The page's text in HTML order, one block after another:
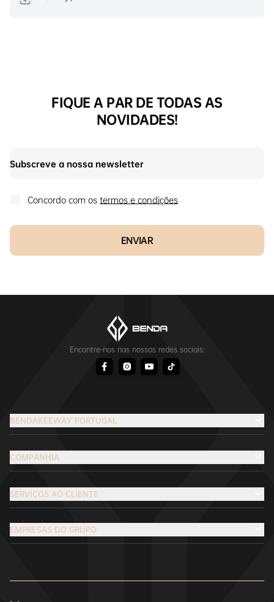
FIQUE A PAR DE TODAS AS
NOVIDADES!
Concordo com os termos e condições
ENVIAR
Encontre-nos nas nossas redes sociais:
BENDAKEEWAY PORTUGAL
COMPANHIA
SERVIÇOS AO CLIENTE
EMPRESAS DO GRUPO